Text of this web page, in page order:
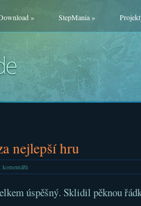
» StepMania»
nejlepší hru
komentářů
úspěšný. Sklidil pěknou